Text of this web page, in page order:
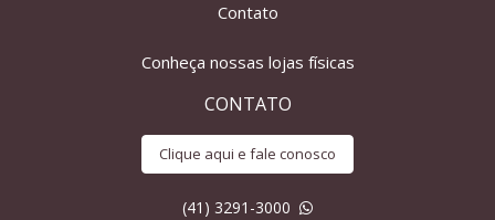
Contato
Conheça nossas lojas físicas
CONTATO
Clique aqui e fale conosco
(41) 3291-3000